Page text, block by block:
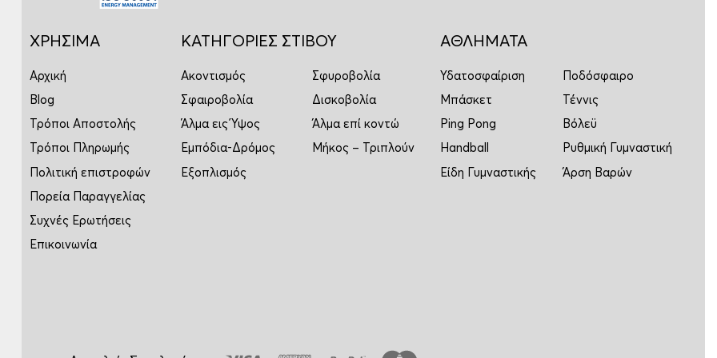
ΧΡΗΣΙΜΑ
Αρχική
Blog
Τρόποι Αποστολής
Τρόποι Πληρωμής
Πολιτική επιστροφών
Πορεία Παραγγελίας
Συχνές Ερωτήσεις
Επικοινωνία
ΚΑΤΗΓΟΡΙΕΣ ΣΤΙΒΟΥ
Ακοντισμός
Σφυροβολία
Σφαιροβολία
Δισκοβολία
Άλμα εις Ύψος
Άλμα επί κοντώ
Εμπόδια-Δρόμος
Μήκος – Τριπλούν
Εξοπλισμός
ΑΘΛΗΜΑΤΑ
Υδατοσφαίριση
Ποδόσφαιρο
Μπάσκετ
Τέννις
Ping Pong
Βόλεϋ
Handball
Ρυθμική Γυμναστική
Είδη Γυμναστικής
Άρση Βαρών